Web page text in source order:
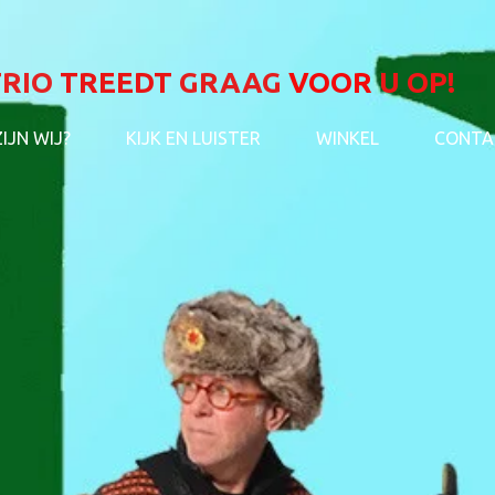
TREEDT GRAAG VOOR U OP!
WIJ? KIJK EN LUISTER WINKEL